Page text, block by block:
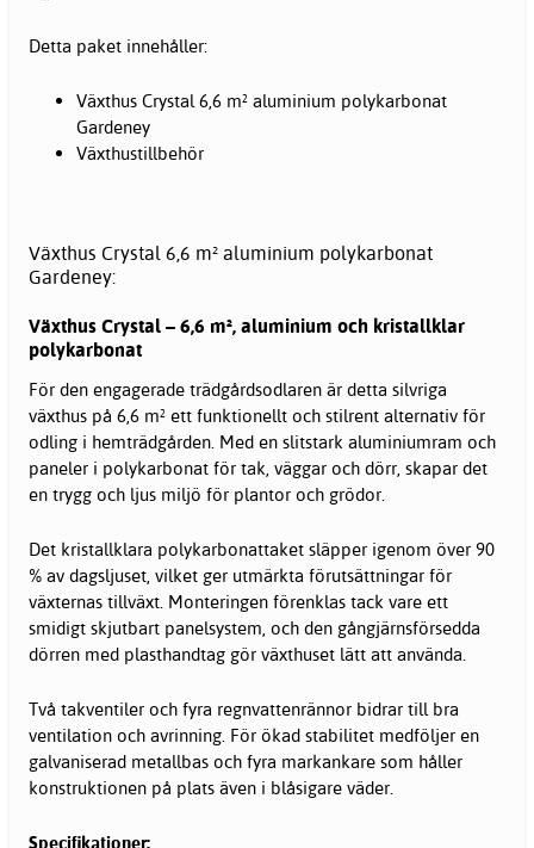
Detta paket innehåller:
Växthus Crystal 6,6 m² aluminium polykarbonat
Gardeney
Växthustillbehör
Växthus Crystal 6,6 m² aluminium polykarbonat
Gardeney:
Växthus Crystal – 6,6 m², aluminium och kristallklar
polykarbonat
För den engagerade trädgårdsodlaren är detta silvriga
växthus på 6,6 m² ett funktionellt och stilrent alternativ för
odling i hemträdgården. Med en slitstark aluminiumram och
paneler i polykarbonat för tak, väggar och dörr, skapar det
en trygg och ljus miljö för plantor och grödor.
Det kristallklara polykarbonattaket släpper igenom över 90
% av dagsljuset, vilket ger utmärkta förutsättningar för
växternas tillväxt. Monteringen förenklas tack vare ett
smidigt skjutbart panelsystem, och den gångjärnsförsedda
dörren med plasthandtag gör växthuset lätt att använda.
Två takventiler och fyra regnvattenrännor bidrar till bra
ventilation och avrinning. För ökad stabilitet medföljer en
galvaniserad metallbas och fyra markankare som håller
konstruktionen på plats även i blåsigare väder.
Specifikationer: